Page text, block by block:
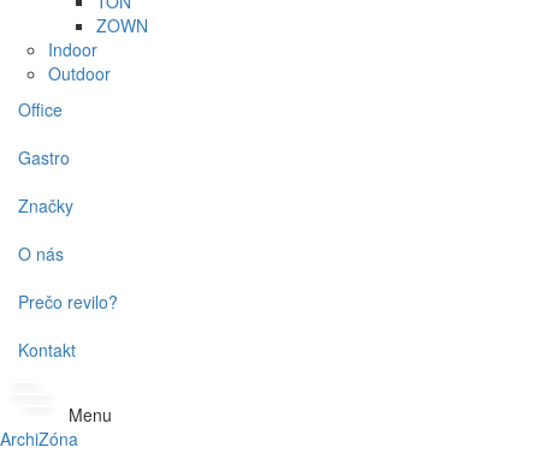
ZOWN
Indoor
Outdoor
Office
Gastro
Značky
O nás
Prečo revilo?
Kontakt
Menu
ArchiZóna